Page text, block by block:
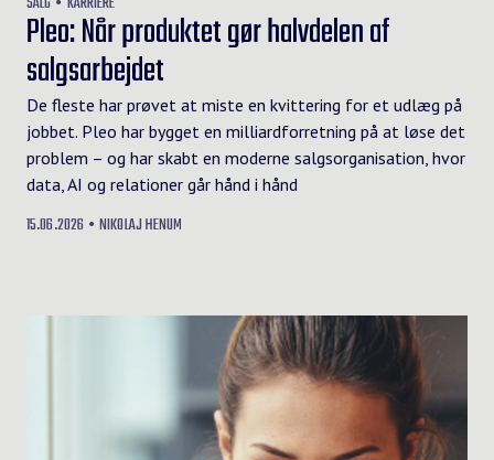
Pleo: Når produktet gør halvdelen af
salgsarbejdet
De fleste har prøvet at miste en kvittering for et udlæg på
jobbet. Pleo har bygget en milliardforretning på at løse det
problem – og har skabt en moderne salgsorganisation, hvor
data, AI og relationer går hånd i hånd
15.06.2026 NIKOLAJ HENUM